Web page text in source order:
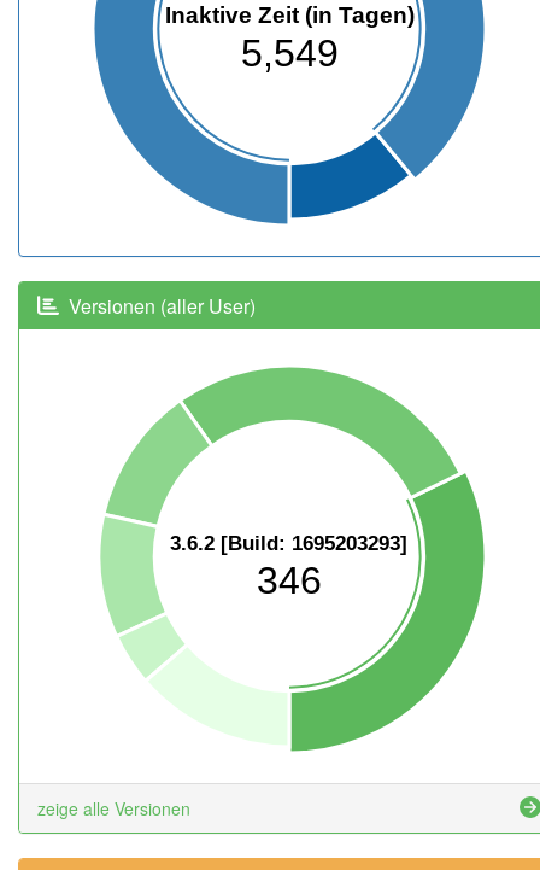
Inaktive Zeit (in Tagen)
5,549
Versionen (aller User)
3.6.2 [Build: 1695203293]
346
zeige alle Versionen